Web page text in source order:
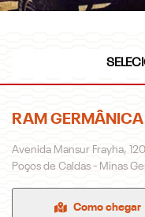
RAM
Avenida Mansur Frayha,
Poços de Caldas - Minas
Como chegar